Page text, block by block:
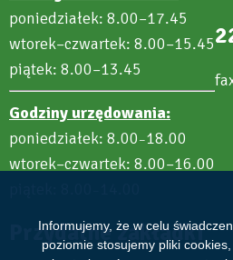
Informujemy, że w celu
poziomie stosujemy pliki
poniedziałek: 8.00–17.45
wtorek–czwartek: 8.00–15.45
piątek: 8.00–13.45
Godziny urzędowania:
poniedziałek: 8.00–18.00
wtorek–czwartek: 8.00–16.00
Przydatne zakładki